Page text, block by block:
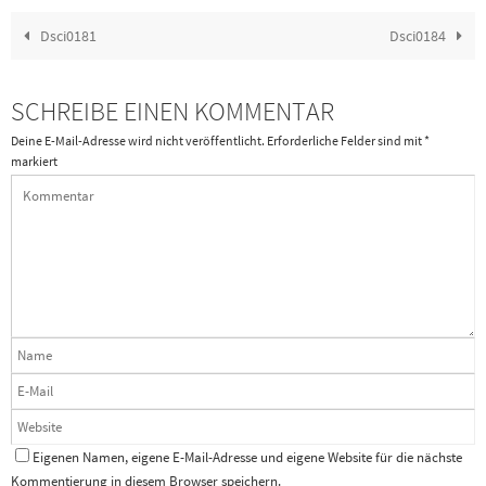
Dsci0181 Dsci0184
SCHREIBE EINEN KOMMENTAR
Deine E-Mail-Adresse wird nicht veröffentlicht. Erforderliche Felder sind mit*
markiert
Eigenen Namen, eigene E-Mail-Adresse und eigene Website für die nächste
Kommentierung in diesem Browser speichern.